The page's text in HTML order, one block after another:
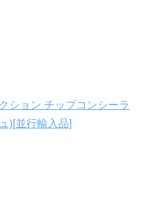
ション チップコンシーラ
)[並行輸入品]